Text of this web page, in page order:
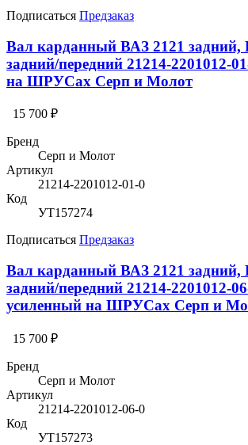
Подписаться Предзаказ
Вал карданный ВАЗ 2121 задний,
задний/передний 21214-2201012-
на ШРУСах Серп и Молот
15 700 ₽
Бренд
Серп и Молот
Артикул
21214-2201012-01-0
Код
УТ157274
Подписаться Предзаказ
Вал карданный ВАЗ 2121 задний,
задний/передний 21214-2201012-
усиленный на ШРУСах Серп и
15 700 ₽
Бренд
Серп и Молот
Артикул
21214-2201012-06-0
Код
УТ157273